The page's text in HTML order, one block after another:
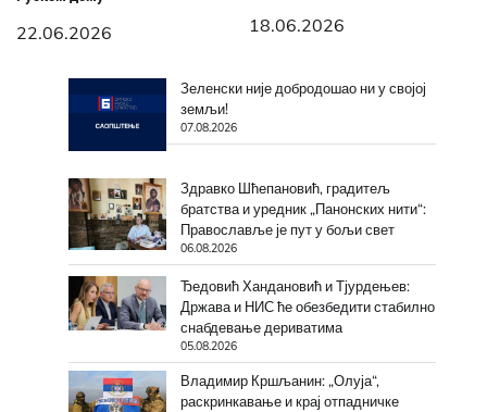
22.06.2026 18.06.2026
Зеленски није добродошао ни у својој
земљи!
07.08.2026
Здравко Шћепановић, градитељ
братства и уредник „Панонских нити“:
Православље је пут у бољи свет
06.08.2026
Ђедовић Хандановић и Тјурдењев:
Држава и НИС ће обезбедити стабилно
снабдевање дериватима
05.08.2026
Владимир Кршљанин: „Олуја“,
раскринкавање и крај отпадничке